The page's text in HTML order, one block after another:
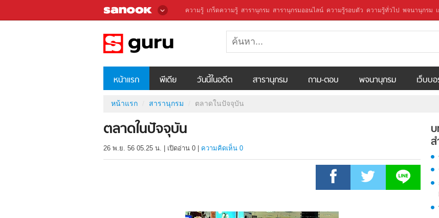
ความรู้ เกร็ดความรู้ สารานุกรม สารานุกรมออนไลน์ ความรู้รอบตัว ความรู้ทั่วไป พจนานุกรม
หน้าแรก พีเดีย วันนี้ในอดีต สารานุกรม ถาม-ตอบ พจนานุกรม เว็บบ
หน้าแรก สารานุกรม ตลาดในปัจจุบัน
ตลาดในปัจจุบัน
26 พ.ย. 56 05.25 น. เปิดอ่าน 0 ความคิดเห็น 0